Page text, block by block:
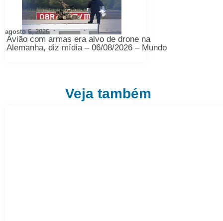
Avião com armas era alvo de drone na
Alemanha, diz mídia – 06/08/2026 – Mundo
agosto 6, 2026
Veja também